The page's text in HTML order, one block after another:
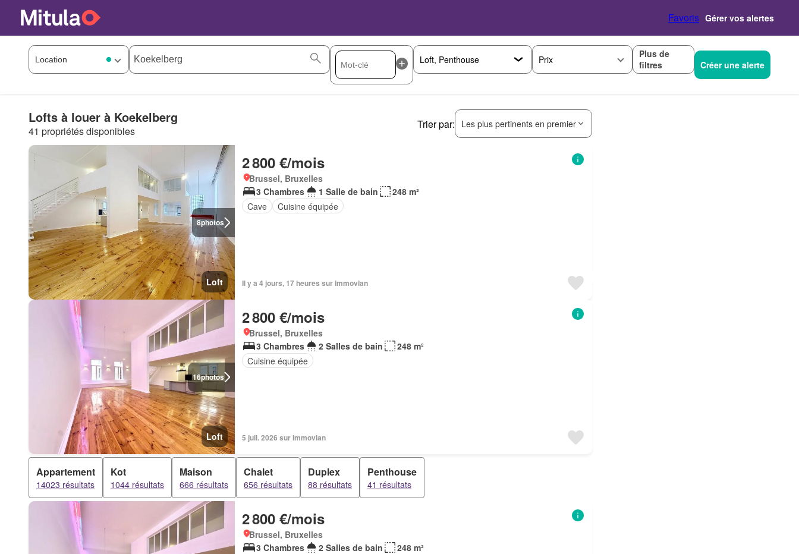
Favoris Gérer vos alertes
Prix
Plus de
filtres
Créer une alerte
Lofts à louer à Koekelberg
41 propriétés disponibles
Trier par: Les plus pertinents en premier
8photos
Loft
2 800 €/mois
Brussel, Bruxelles
3 Chambres
1 Salle de bain
248 m²
Cave
Cuisine équipée
Il y a 4 jours, 17 heures sur Immovlan
16photos
Loft
2 800 €/mois
Brussel, Bruxelles
3 Chambres
2 Salles de bain
248 m²
Cuisine équipée
5 juil. 2026 sur Immovlan
Appartement
14023 résultats
Kot
1044 résultats
Maison
666 résultats
Chalet
656 résultats
Duplex
88 résultats
Penthouse
41 résultats
2 800 €/mois
Brussel, Bruxelles
3 Chambres
2 Salles de bain
248 m²